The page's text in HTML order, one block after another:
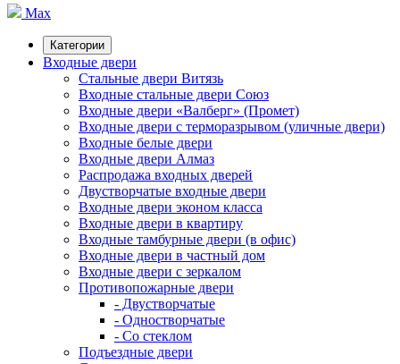
Max
Категории
Входные двери
Стальные двери Витязь
Входные стальные двери Союз
Входные двери «Валберг» (Промет)
Входные двери с терморазрывом (уличные двери)
Входные белые двери
Входные двери Алмаз
Распродажа входных дверей
Двустворчатые входные двери
Входные двери эконом класса
Входные двери в квартиру
Входные тамбурные двери (в офис)
Входные двери в частный дом
Входные двери с зеркалом
Противопожарные двери
- Двустворчатые
- Одностворчатые
- Со стеклом
Подъездные двери